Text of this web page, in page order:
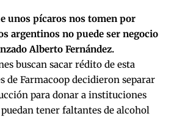
unos pícaros nos tomen por
argentinos no puede ser negocio
Alberto Fernández.
buscan sacar rédito de esta
de Farmacoop decidieron separar
para donar a instituciones
tener faltantes de alcohol